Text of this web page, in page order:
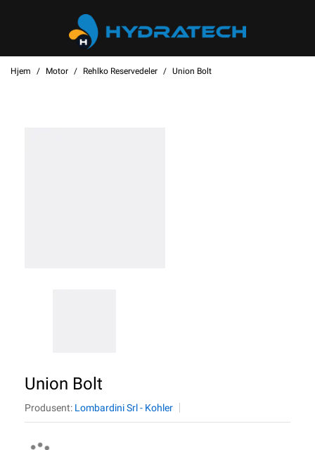
Hjem Motor Rehlko Reservedeler Union Bolt
Union Bolt
Produsent: Lombardini Srl - Kohler